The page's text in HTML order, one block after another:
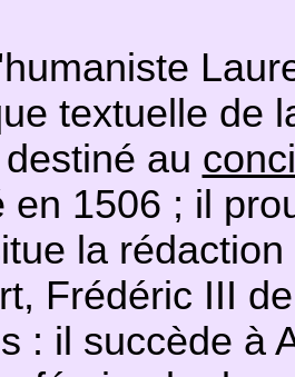
textuelle de
au
en 1506 ; il
la
Frédéric III
: il succède à